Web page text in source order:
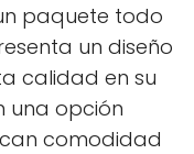
paquete todo
un diseño
calidad en su
una opción
comodidad